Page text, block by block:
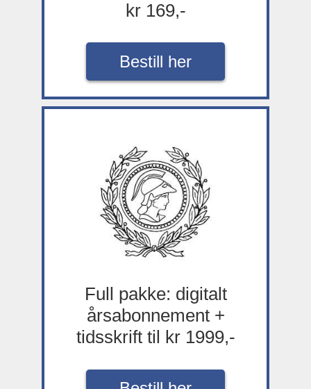
kr 169,-
Bestill her
Full pakke: digitalt
årsabonnement +
tidsskrift til kr 1999,-